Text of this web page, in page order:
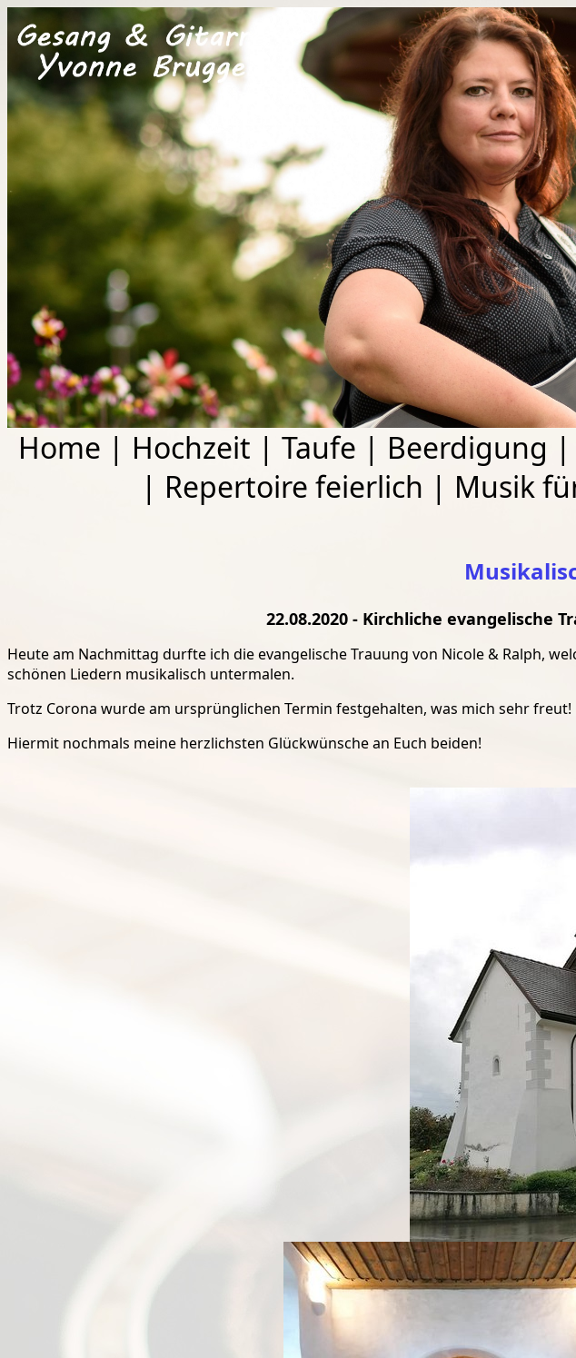
Home | Hochzeit | Taufe | Beerdigung |
| Repertoire feierlich | Musik
22.08.2020 - Kirchliche evangelische
Heute am Nachmittag durfte ich die evangelische Trauung von Nicole & Ralph,
schönen Liedern musikalisch untermalen.
Trotz Corona wurde am ursprünglichen Termin festgehalten, was mich sehr freut!
Hiermit nochmals meine herzlichsten Glückwünsche an Euch beiden!